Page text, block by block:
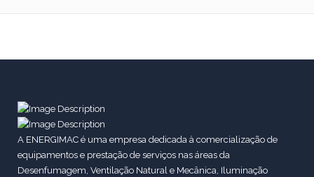
A ENERGIMAC é uma empresa dedicada à comercialização de
equipamentos e prestação de serviços nas áreas da
Desenfumagem, Ventilação Natural e Mecânica, Iluminação